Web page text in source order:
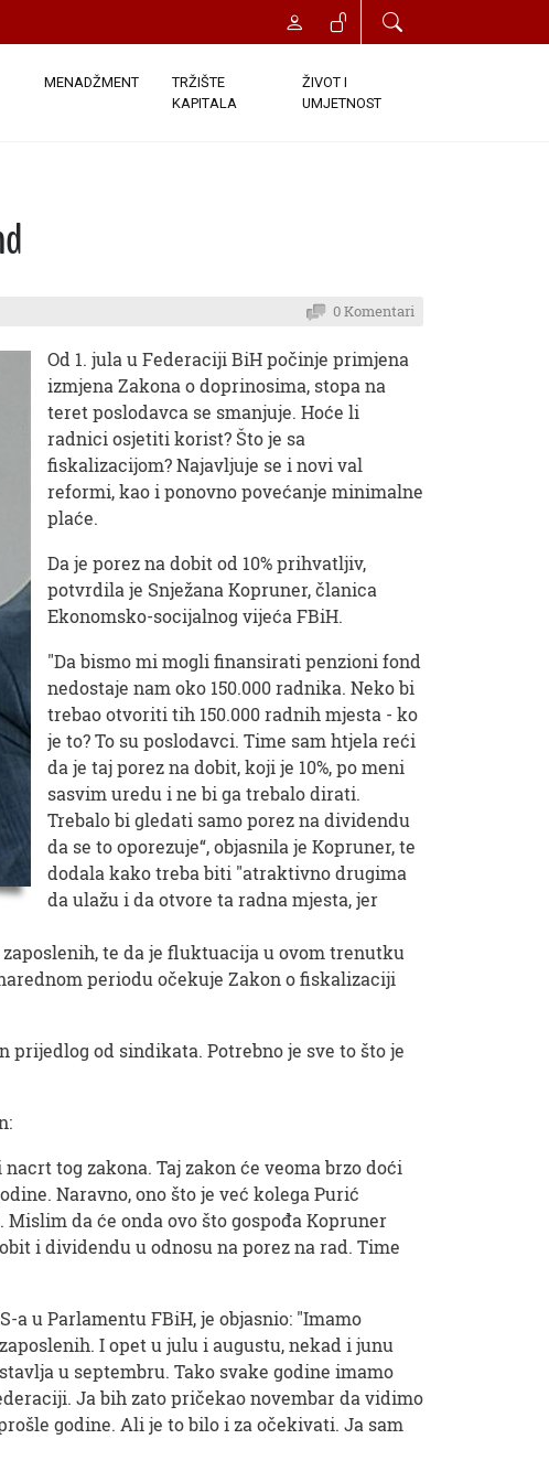
MENADŽMENT
TRŽIŠTE
KAPITALA
ŽIVOT I
UMJETNOST
0 Komentari
Od 1. jula u Federaciji BiH počinje primjena
izmjena Zakona o doprinosima, stopa na
teret poslodavca se smanjuje. Hoće li
radnici osjetiti korist? Što je sa
fiskalizacijom? Najavljuje se i novi val
reformi, kao i ponovno povećanje minimalne
plaće.
Da je porez na dobit od 10% prihvatljiv,
potvrdila je Snježana Kopruner, članica
Ekonomsko-socijalnog vijeća FBiH.
"Da bismo mi mogli finansirati penzioni fond
nedostaje nam oko 150.000 radnika. Neko bi
trebao otvoriti tih 150.000 radnih mjesta - ko
je to? To su poslodavci. Time sam htjela reći
da je taj porez na dobit, koji je 10%, po meni
sasvim uredu i ne bi ga trebalo dirati.
Trebalo bi gledati samo porez na dividendu
da se to oporezuje“, objasnila je Kopruner, te
dodala kako treba biti "atraktivno drugima
da ulažu i da otvore ta radna mjesta, jer
te da je fluktuacija u ovom trenutku
periodu očekuje Zakon o fiskalizaciji
prijedlog od sindikata. Potrebno je sve to što je
tog zakona. Taj zakon će veoma brzo doći
Naravno, ono što je već kolega Purić
da će onda ovo što gospođa Kopruner
i dividendu u odnosu na porez na rad. Time
u Parlamentu FBiH, je objasnio: "Imamo
I opet u julu i augustu, nekad i junu
u septembru. Tako svake godine imamo
Ja bih zato pričekao novembar da vidimo
godine. Ali je to bilo i za očekivati. Ja sam